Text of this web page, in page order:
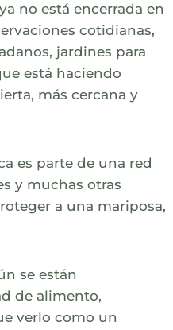
no está encerrada en
cotidianas,
jardines para
está haciendo
más cercana y
es parte de una red
y muchas otras
a una mariposa,
se están
de alimento,
verlo como un